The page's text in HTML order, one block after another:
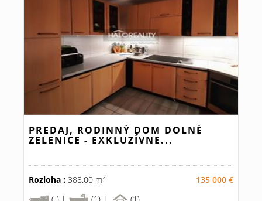
PREDAJ, RODINNÝ DOM DOLNÉ
ZELENICE - EXKLUZÍVNE...
Rozloha : 388.00 m2
135 000 €
(-) |
(1) | (1)